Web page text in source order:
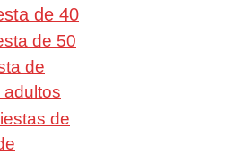
de 40
de 50
de
de